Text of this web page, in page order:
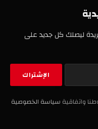
ليصلك كل جديد على
واتفاقية سياسة الخصوصية